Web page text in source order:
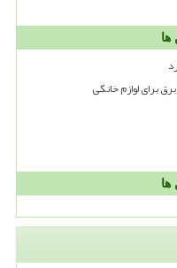
ها
برای لوازم خانگی
ها